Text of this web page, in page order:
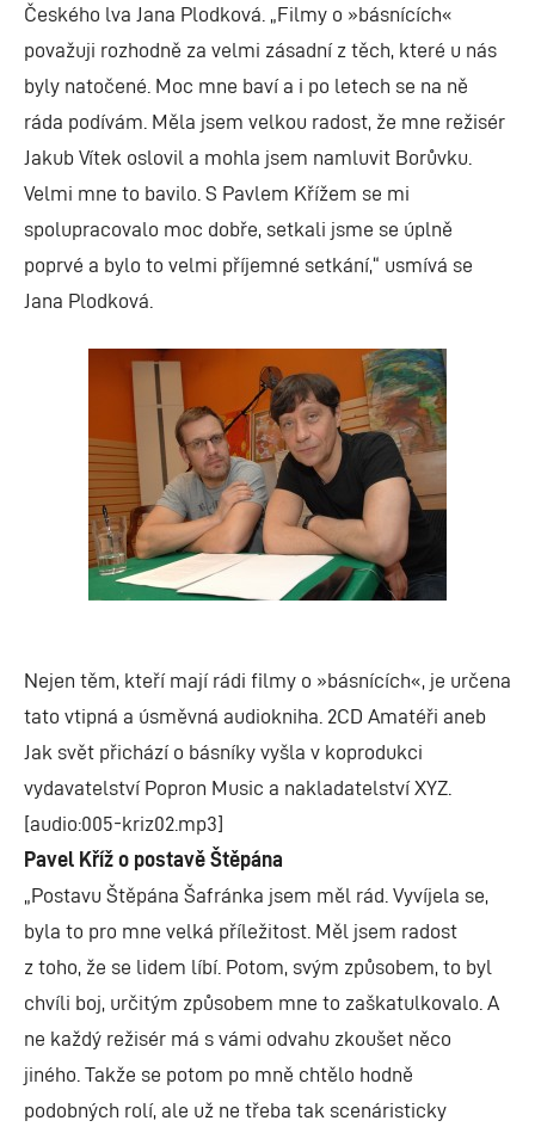
Českého lva Jana Plodková. „Filmy o »básnících«
považuji rozhodně za velmi zásadní z těch, které u nás
byly natočené. Moc mne baví a i po letech se na ně
ráda podívám. Měla jsem velkou radost, že mne režisér
Jakub Vítek oslovil a mohla jsem namluvit Borůvku.
Velmi mne to bavilo. S Pavlem Křížem se mi
spolupracovalo moc dobře, setkali jsme se úplně
poprvé a bylo to velmi příjemné setkání,“ usmívá se
Jana Plodková.
Nejen těm, kteří mají rádi filmy o »básnících«, je určena
tato vtipná a úsměvná audiokniha. 2CD Amatéři aneb
Jak svět přichází o básníky vyšla v koprodukci
vydavatelství Popron Music a nakladatelství XYZ.
[audio:005-kriz02.mp3]
Pavel Kříž o postavě Štěpána
„Postavu Štěpána Šafránka jsem měl rád. Vyvíjela se,
byla to pro mne velká příležitost. Měl jsem radost
z toho, že se lidem líbí. Potom, svým způsobem, to byl
chvíli boj, určitým způsobem mne to zaškatulkovalo. A
ne každý režisér má s vámi odvahu zkoušet něco
jiného. Takže se potom po mně chtělo hodně
podobných rolí, ale už ne třeba tak scenáristicky